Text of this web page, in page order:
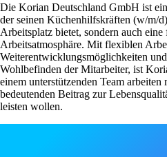
Die Korian Deutschland GmbH ist
der seinen Küchenhilfskräften (w/m/
Arbeitsplatz bietet, sondern auch
Arbeitsatmosphäre. Mit flexiblen
Weiterentwicklungsmöglichkeiten
Wohlbefinden der Mitarbeiter, ist
einem unterstützenden Team arbeiten
bedeutenden Beitrag zur
leisten wollen.